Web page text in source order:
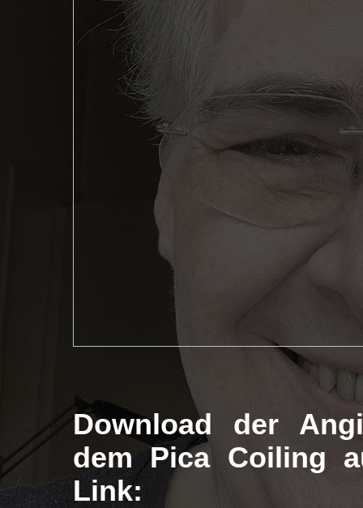
Download der
dem Pica Coiling
Link: